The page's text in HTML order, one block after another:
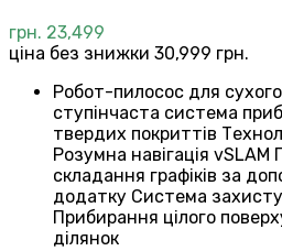
грн. 23,499
ціна без знижки 30,999 грн.
Робот-пилосос для
ступінчаста система
твердих покриттів
Розумна навігація vSLAM
складання графіків за
додатку Система захисту
Прибирання цілого
ділянок